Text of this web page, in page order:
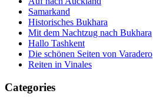
Samarkand
Historisches Bukhara
Mit dem Nachtzug nach Bukhara
Hallo Tashkent
Die schönen Seiten von Varadero
Reiten in Vinales
Categories